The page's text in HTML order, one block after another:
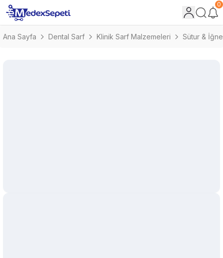
0
Ana Sayfa Dental Sarf Klinik Sarf Malzemeleri Sütur &